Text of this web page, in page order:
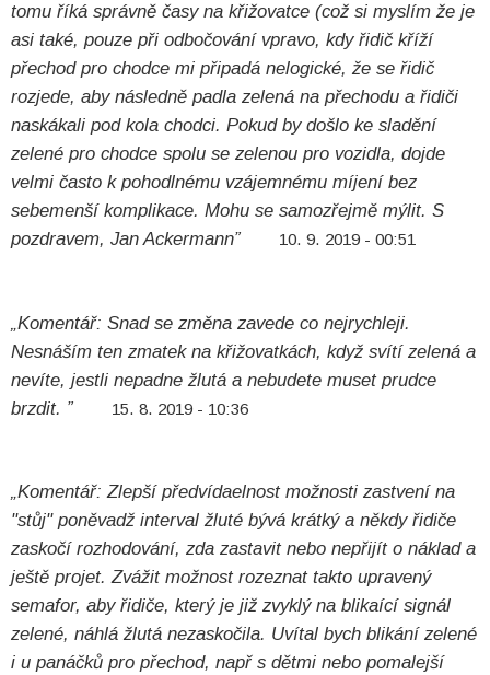
tomu říká správně časy na křižovatce (což si myslím že je
asi také, pouze při odbočování vpravo, kdy řidič kříží
přechod pro chodce mi připadá nelogické, že se řidič
rozjede, aby následně padla zelená na přechodu a řidiči
naskákali pod kola chodci. Pokud by došlo ke sladění
zelené pro chodce spolu se zelenou pro vozidla, dojde
velmi často k pohodlnému vzájemnému míjení bez
sebemenší komplikace. Mohu se samozřejmě mýlit. S
pozdravem, Jan Ackermann”
10. 9. 2019 - 00:51
„Komentář: Snad se změna zavede co nejrychleji.
Nesnáším ten zmatek na křižovatkách, když svítí zelená a
nevíte, jestli nepadne žlutá a nebudete muset prudce
brzdit. ”
15. 8. 2019 - 10:36
„Komentář: Zlepší předvídaelnost možnosti zastvení na
"stůj" poněvadž interval žluté bývá krátký a někdy řidiče
zaskočí rozhodování, zda zastavit nebo nepřijít o náklad a
ještě projet. Zvážit možnost rozeznat takto upravený
semafor, aby řidiče, který je již zvyklý na blikaící signál
zelené, náhlá žlutá nezaskočila. Uvítal bych blikání zelené
i u panáčků pro přechod, např s dětmi nebo pomalejší